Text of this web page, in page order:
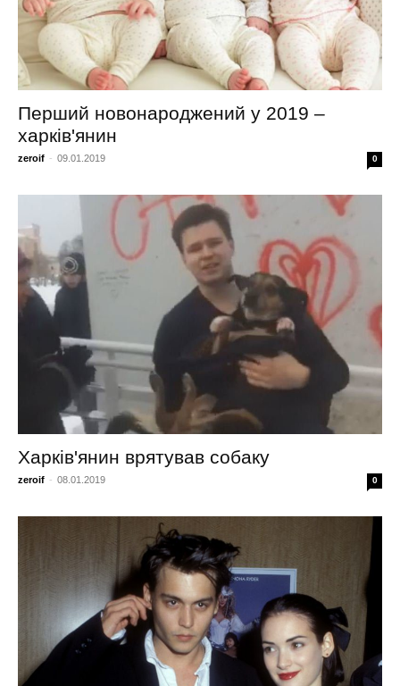
Перший новонароджений у 2019 –
харків'янин
zeroif - 09.01.2019 0
Харків'янин врятував собаку
zeroif - 08.01.2019 0